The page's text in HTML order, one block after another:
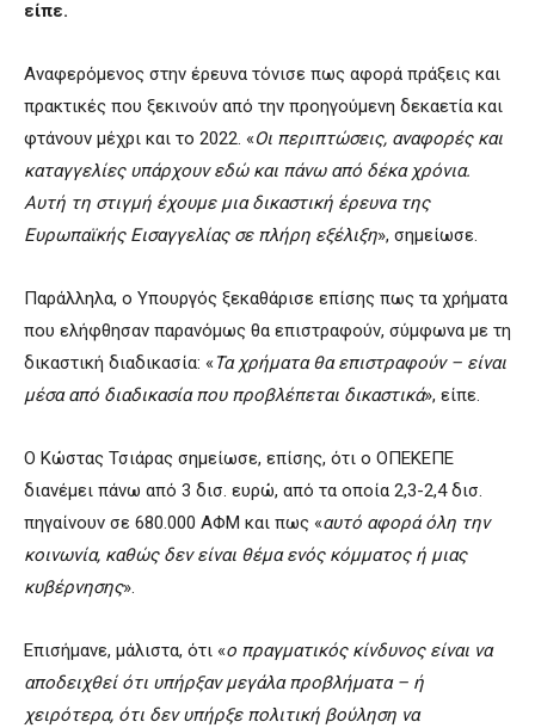
είπε.
Αναφερόμενος στην έρευνα τόνισε πως αφορά πράξεις και
πρακτικές που ξεκινούν από την προηγούμενη δεκαετία και
φτάνουν μέχρι και το 2022. «Οι περιπτώσεις, αναφορές και
καταγγελίες υπάρχουν εδώ και πάνω από δέκα χρόνια.
Αυτή τη στιγμή έχουμε μια δικαστική έρευνα της
Ευρωπαϊκής Εισαγγελίας σε πλήρη εξέλιξη», σημείωσε.
Παράλληλα, ο Υπουργός ξεκαθάρισε επίσης πως τα χρήματα
που ελήφθησαν παρανόμως θα επιστραφούν, σύμφωνα με τη
δικαστική διαδικασία: « Τα χρήματα θα επιστραφούν – είναι
μέσα από διαδικασία που προβλέπεται δικαστικά», είπε.
Ο Κώστας Τσιάρας σημείωσε, επίσης, ότι ο ΟΠΕΚΕΠΕ
διανέμει πάνω από 3 δισ. ευρώ, από τα οποία 2,3-2,4 δισ.
πηγαίνουν σε 680.000 ΑΦΜ και πως «αυτό αφορά όλη την
κοινωνία, καθώς δεν είναι θέμα ενός κόμματος ή μιας
κυβέρνησης».
Επισήμανε, μάλιστα, ότι «ο πραγματικός κίνδυνος είναι να
αποδειχθεί ότι υπήρξαν μεγάλα προβλήματα – ή
χειρότερα, ότι δεν υπήρξε πολιτική βούληση να